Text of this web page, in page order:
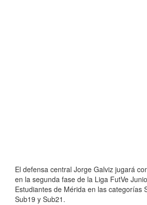
El defensa central Jorge Galviz jugará
en la segunda fase de la Liga FutVe
Estudiantes de Mérida en las categorías
Sub19 y Sub21.